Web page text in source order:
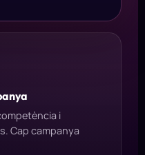
i
Cap campanya